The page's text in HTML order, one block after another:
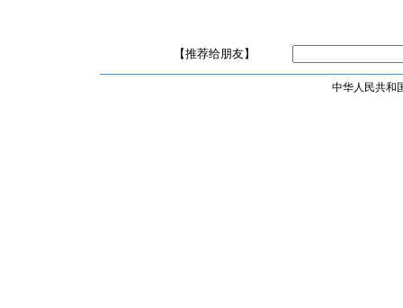
【推荐给朋友】
中华人民共和